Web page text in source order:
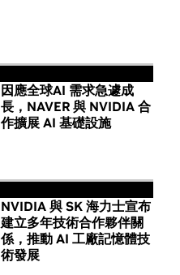
因應全球AI 需求急遽成
長，NAVER 與 NVIDIA 合
作擴展 AI 基礎設施
NVIDIA 與 SK 海力士宣布
建立多年技術合作夥伴關
係，推動 AI 工廠記憶體技
術發展